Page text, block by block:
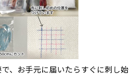
、お手元に届いたらすぐに刺し始